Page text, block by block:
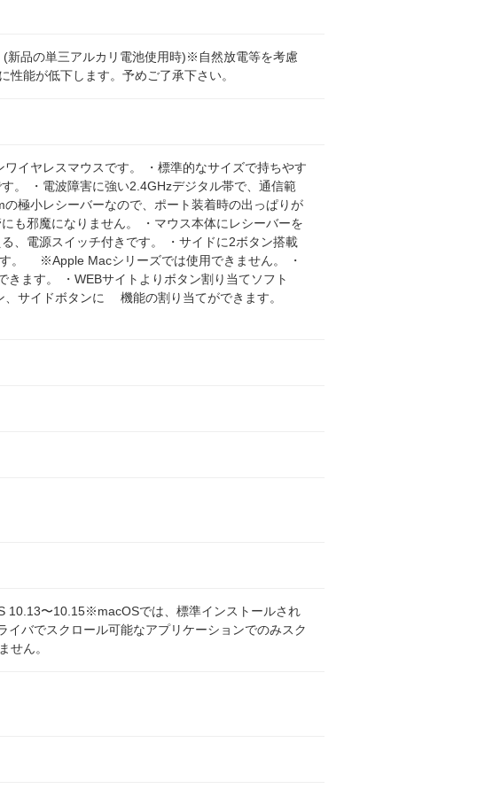
品の単三アルカリ電池使用時)※自然放電等を考慮
能が低下します。予めご了承下さい。
イヤレスマウスです。 ・標準的なサイズで持ちやす
。 ・電波障害に強い2.4GHzデジタル帯で、通信範
極小レシーバーなので、ポート装着時の出っぱりが
邪魔になりません。 ・マウス本体にレシーバーを
、電源スイッチ付きです。 ・サイドに2ボタン搭載
。 ※Apple Macシリーズでは使用できません。 ・
ます。 ・WEBサイトよりボタン割り当てソフト
ン、サイドボタンに 機能の割り当てができます。
10.13〜10.15※macOSでは、標準インストールされ
バでスクロール可能なアプリケーションでのみスク
せん。